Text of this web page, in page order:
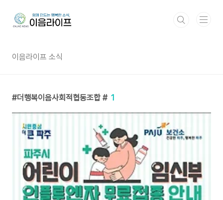
이음라이프 소식
더행복이음사회적협동조합 # 1